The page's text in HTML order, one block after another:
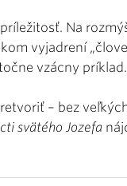
Na
vyjadrení
vzácny príklad.
– bez
svätého Jozefa